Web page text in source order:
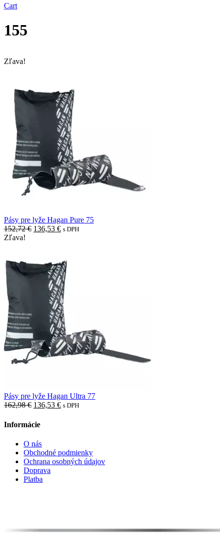
Cart
155
Zľava!
Pásy pre lyže Hagan Pure 75
152,72€ Pôvodná
136,53 €Aktuálna
s DPH
Zľava!
Pásy pre lyže Hagan Ultra 77
162,98€ Pôvodná
bola:
136,53 €Aktuálna
s DPH
Informácie
O nás
Obchodné podmienky
Ochrana osobných údajov
Doprava
Platba